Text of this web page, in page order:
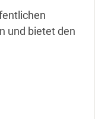
und bietet den